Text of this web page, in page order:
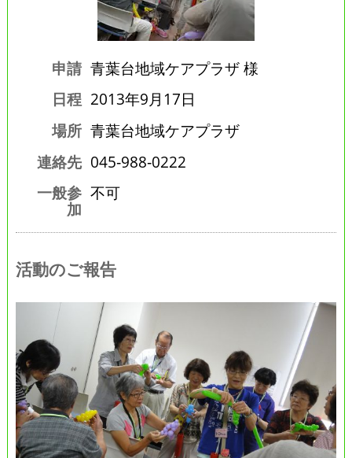
申請 青葉台地域ケアプラザ 様
日程 2013年9月17日
場所 青葉台地域ケアプラザ
連絡先 045‐988‐0222
一般参
加
不可
活動のご報告